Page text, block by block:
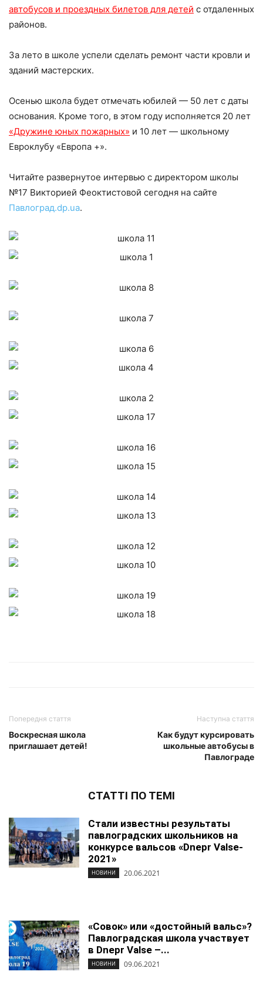
автобусов и проездных билетов для детей с отдаленных
районов.
За лето в школе успели сделать ремонт части кровли и
зданий мастерских.
Осенью школа будет отмечать юбилей — 50 лет с даты
основания. Кроме того, в этом году исполняется 20 лет
«Дружине юных пожарных» и 10 лет — школьному
Евроклубу «Европа +».
Читайте развернутое интервью с директором школы
№17 Викторией Феоктистовой сегодня на сайте
Павлоград.dp.ua.
Попередня стаття
Воскресная школа
приглашает детей!
Наступна стаття
Как будут курсировать
школьные автобусы в
Павлограде
СТАТТІ ПО ТЕМІ
Стали известны результаты
павлоградских школьников на
конкурсе вальсов «Dnepr Valse-
2021»
НОВИНИ 20.06.2021
«Совок» или «достойный вальс»?
Павлоградская школа участвует
в Dnepr Valse –...
НОВИНИ 09.06.2021